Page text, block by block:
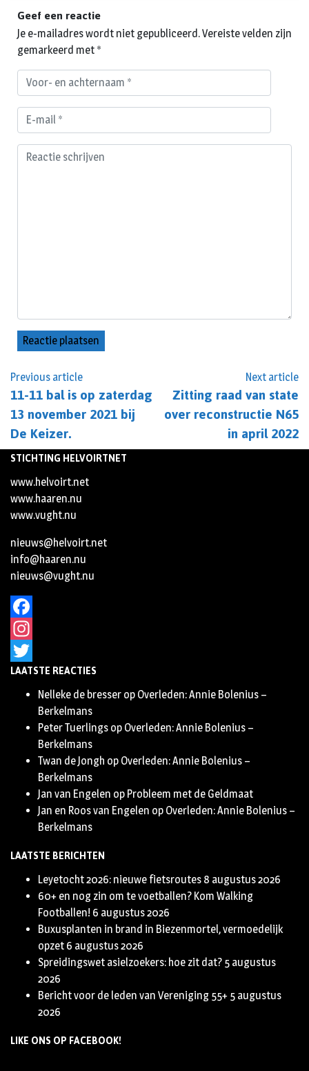
Previous article
11-11 bal is op zaterdag
13 november 2021 bij
De Keizer.
Next article
Zitting raad van state
over reconstructie N65
in april 2022
Geef een reactie
Je e-mailadres wordt niet gepubliceerd.Vereiste velden zijn
gemarkeerd met *
STICHTING HELVOIRTNET
www.helvoirt.net
www.haaren.nu
www.vught.nu
nieuws@helvoirt.net
info@haaren.nu
nieuws@vught.nu
Facebook
Instagram
Twitter
LAATSTE REACTIES
Nelleke de bresser op Overleden: Annie Bolenius –
Berkelmans
Peter Tuerlings op Overleden: Annie Bolenius –
Berkelmans
Twan de Jongh op Overleden: Annie Bolenius –
Berkelmans
Jan van Engelen op Probleem met de Geldmaat
Jan en Roos van Engelen op Overleden: Annie Bolenius –
Berkelmans
LAATSTE BERICHTEN
Leyetocht 2026: nieuwe fietsroutes 8 augustus 2026
60+ en nog zin om te voetballen? Kom Walking
Footballen! 6 augustus 2026
Buxusplanten in brand in Biezenmortel, vermoedelijk
opzet 6 augustus 2026
Spreidingswet asielzoekers: hoe zit dat? 5 augustus
2026
Bericht voor de leden van Vereniging 55+ 5 augustus
2026
LIKE ONS OP FACEBOOK!